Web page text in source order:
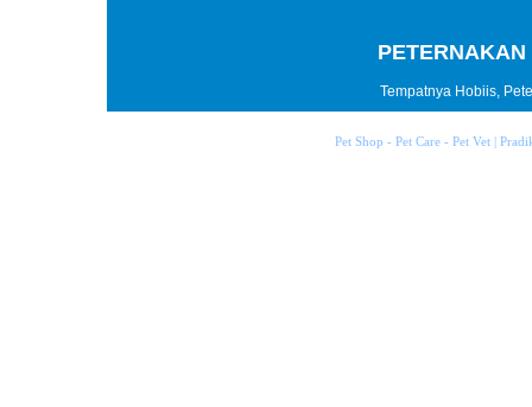
Tempatnya Hobiis,
Pet Shop - Pet Care - Pet Vet |